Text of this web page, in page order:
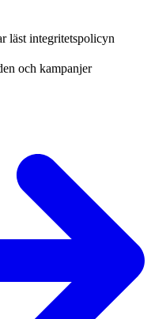
läst integritetspolicyn
och kampanjer